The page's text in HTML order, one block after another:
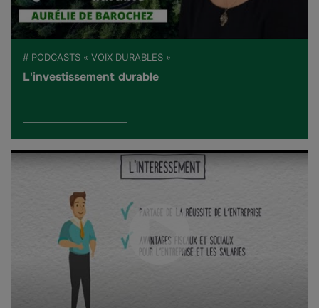
# PODCASTS « VOIX DURABLES »
L'investissement durable